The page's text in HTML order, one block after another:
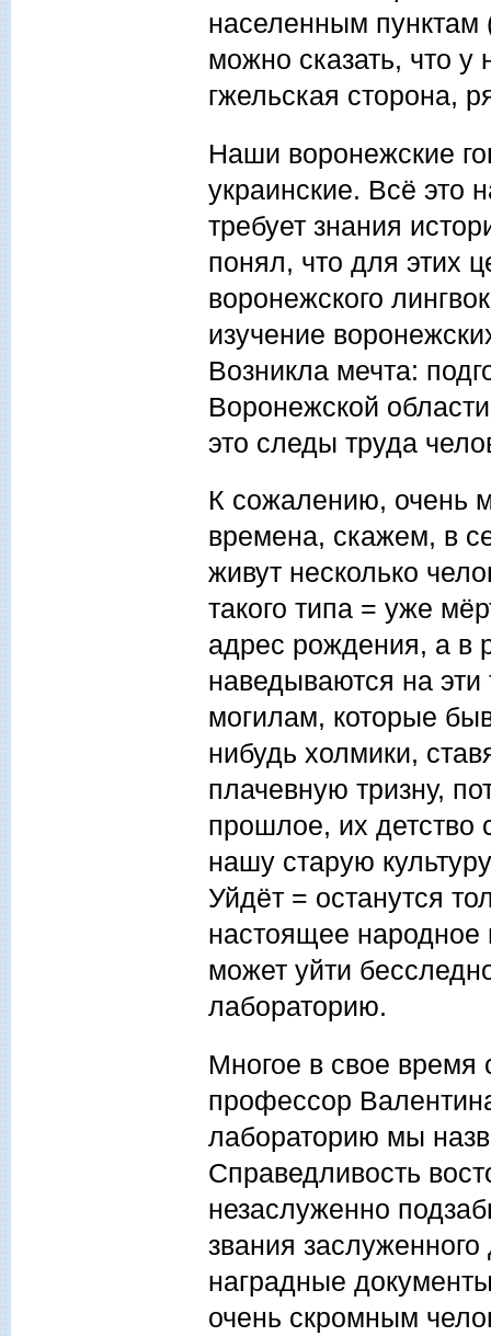
населенным
можно сказать, что у
гжельская сторона,
Наши воронежские
украинские. Всё это
требует знания
понял, что для этих
воронежского
изучение
Возникла мечта:
Воронежской
это следы труда
К сожалению, очень
времена, скажем, в
живут несколько
такого типа = уже
адрес рождения, а в
наведываются на
могилам, которые
нибудь холмики,
плачевную тризну,
прошлое, их
нашу старую
Уйдёт = останутся
настоящее народное
может уйти
лабораторию.
Многое в свое время
профессор
лабораторию мы
Справедливость
незаслуженно
звания
наградные
очень скромным